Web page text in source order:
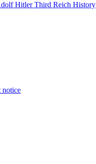
Adolf Hitler Third Reich History
notice